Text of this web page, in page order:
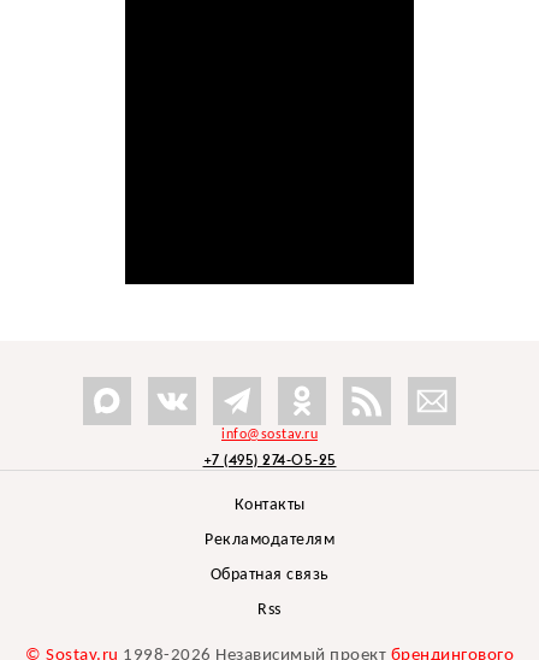
info@sostav.ru
+7 (495) 274-05-25
Контакты
Рекламодателям
Обратная связь
Rss
© Sostav.ru 1998-2026 Независимый проект брендингового